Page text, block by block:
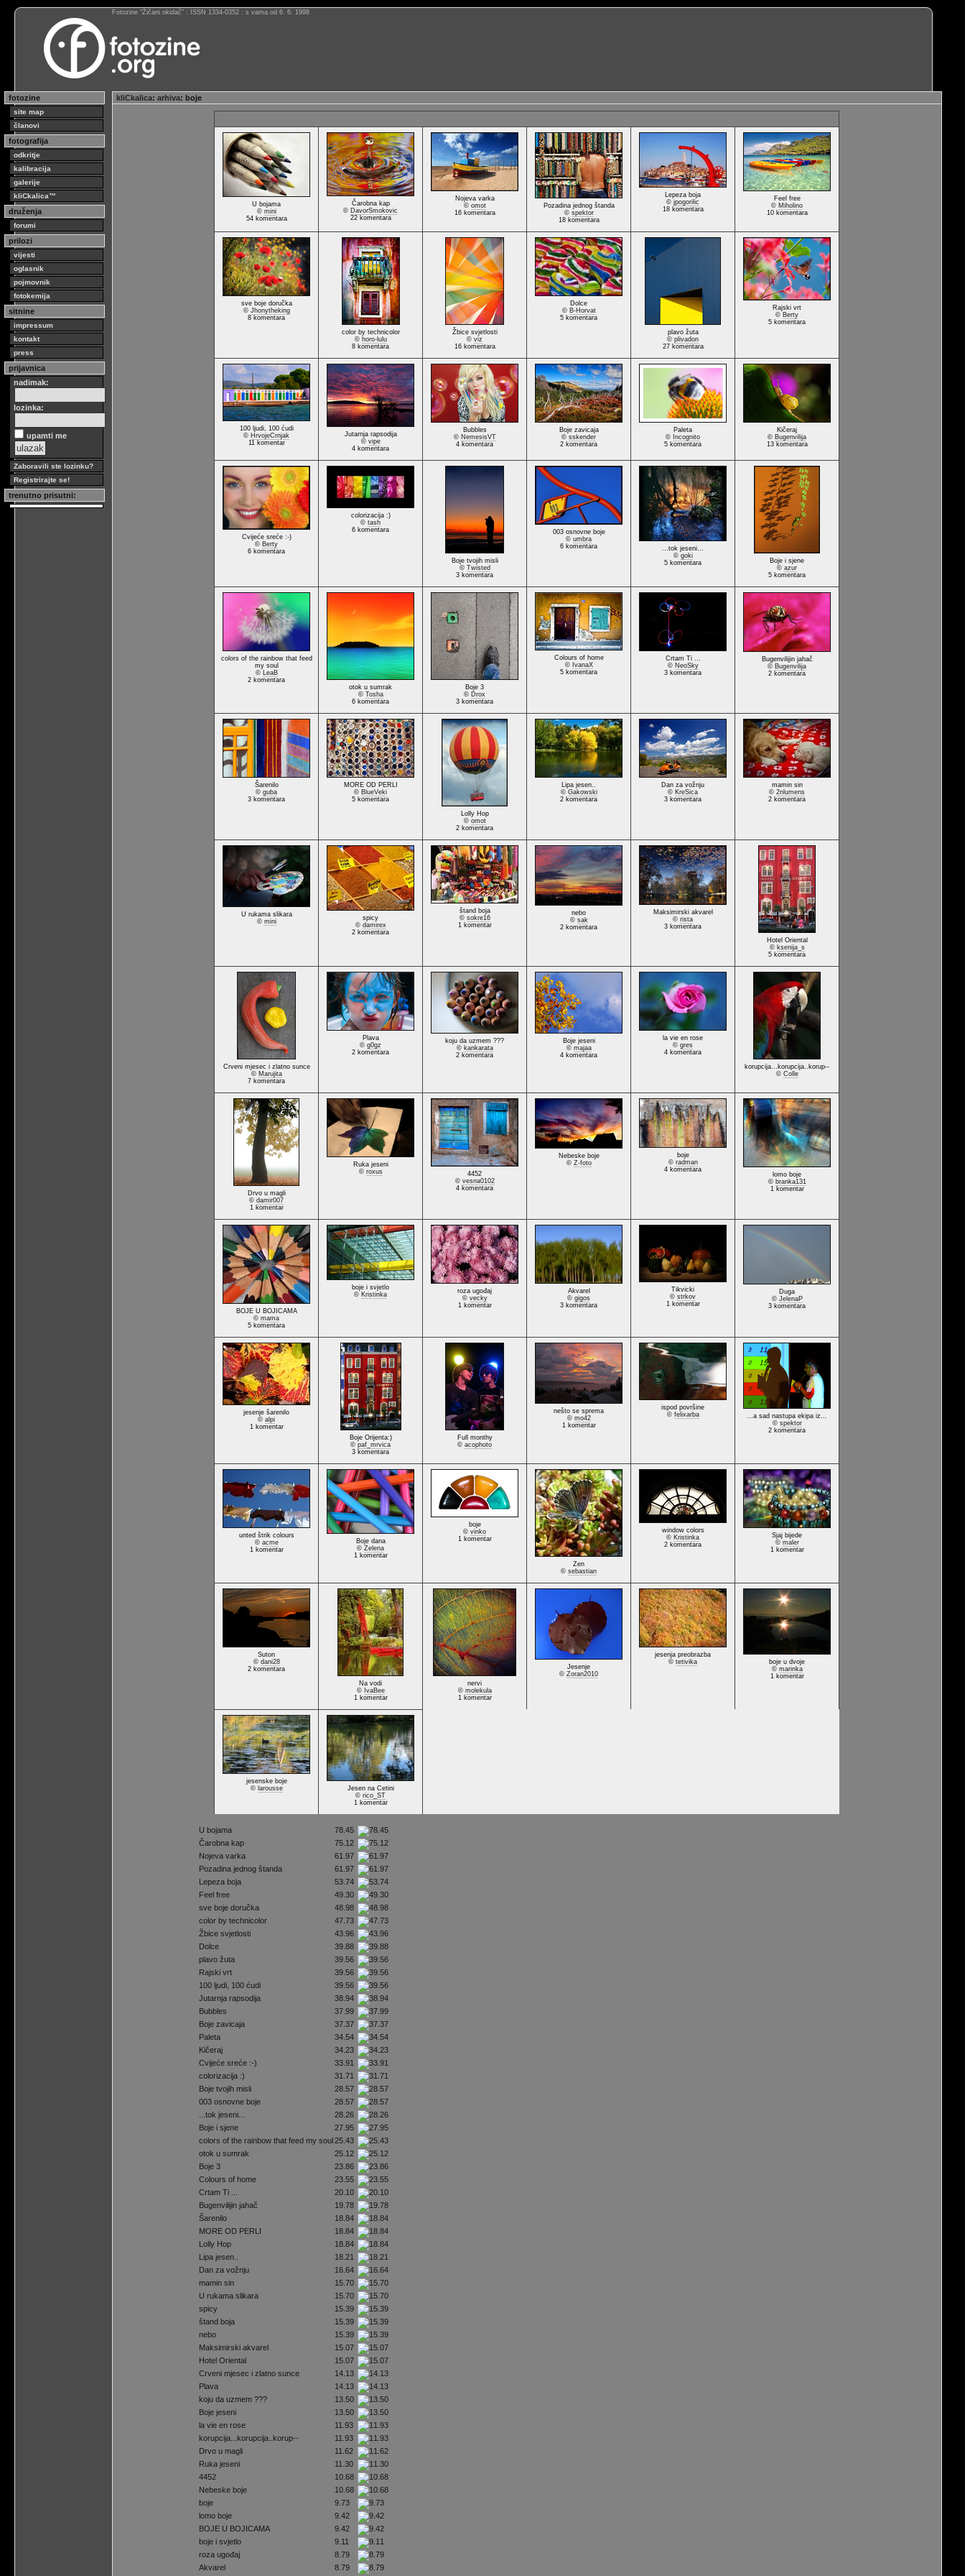
Fotozine “Žičani okidač” : ISSN 1334-0352 : s vama od 6. 6. 1998
fotozine
site map
članovi
fotografija
odkritje
kalibracija
galerije
kliCkalica™
druženja
forumi
prilozi
vijesti
oglasnik
pojmovnik
fotokemija
sitnine
impressum
kontakt
press
prijavnica
nadimak:
lozinka:
upamti me
Zaboravili ste lozinku?
Registrirajte se!
trenutno prisutni:
kliCkalica: arhiva: boje
U bojama
© mini
54 komentara
Čarobna kap
© DavorSmokovic
22 komentara
Nojeva varka
© omot
16 komentara
Pozadina jednog štanda
© spektor
18 komentara
Lepeza boja
©jpogorilic
18 komentara
Feel free
© Miholino
10 komentara
sve boje doručka
© Jhonytheking
8 komentara
color by technicolor
© horo-lulu
8 komentara
Žbice svjetlosti
©viz
16 komentara
Dolce
© B-Horvat
5 komentara
plavo žuta
©plivadon
27 komentara
Rajski vrt
© Berty
5 komentara
100 ljudi, 100 ćudi
© HrvojeCrnjak
11 komentar
Jutarnja rapsodija
© vipe
4 komentara
Bubbles
© NemesisVT
4 komentara
Boje zavicaja
©sskender
2 komentara
Paleta
© Incognito
5 komentara
Kičeraj
© Bugenvilija
13 komentara
Cvijeće sreće :-)
© Berty
6 komentara
colorizacija :)
©tash
6 komentara
Boje tvojih misli
© Twisted
3 komentara
003 osnovne boje
©umbra
6 komentara
...tok jeseni...
© goki
5 komentara
Boje i sjene
©azur
5 komentara
colors of the rainbow that feed
my soul
© LeaB
2 komentara
otok u sumrak
© Tosha
6 komentara
Boje 3
© Drox
3 komentara
Colours of home
© IvanaX
5 komentara
Crtam Ti ...
© NeoSky
3 komentara
Bugenvilijin jahač
© Bugenvilija
2 komentara
Šarenilo
©guba
3 komentara
MORE OD PERLI
© BlueVeki
5 komentara
Lolly Hop
© omot
2 komentara
Lipa jesen..
© Gakowski
2 komentara
Dan za vožnju
© KreSica
3 komentara
mamin sin
©2nlumens
2 komentara
U rukama slikara
© mini
spicy
© damirex
2 komentara
štand boja
© sokre16
1 komentar
nebo
© sak
2 komentara
Maksimirski akvarel
©rista
3 komentara
Hotel Oriental
© ksenija_s
5 komentara
Crveni mjesec i zlatno sunce
© Marujita
7 komentara
Plava
©g0gz
2 komentara
koju da uzmem ???
© kankarata
2 komentara
Boje jeseni
© majaa
4 komentara
la vie en rose
©gres
4 komentara
korupcija...korupcija..korup--
© Colle
Drvo u magli
©damir007
1 komentar
Ruka jeseni
© roxus
4452
© vesna0102
4 komentara
Nebeske boje
© Z-foto
boje
© radman
4 komentara
lomo boje
© branka131
1 komentar
BOJE U BOJICAMA
©mama
5 komentara
boje i svjetlo
© Kristinka
roza ugođaj
© vecky
1 komentar
Akvarel
©gigos
3 komentara
Tikvicki
©strkov
1 komentar
Duga
© JelenaP
3 komentara
jesenje šarenilo
©alpi
1 komentar
Boje Orijenta:)
©paf_mrvica
3 komentara
Full monthy
©acophoto
nešto se sprema
© mo42
1 komentar
ispod površine
© felixarba
...a sad nastupa ekipa iz...
© spektor
2 komentara
unted štrik colours
© acme
1 komentar
Boje dana
©Zelena
1 komentar
boje
©vinko
1 komentar
Zen
©sebastian
window colors
© Kristinka
2 komentara
Sjaj bijede
© maler
1 komentar
Suton
© dani28
2 komentara
Na vodi
© IvaBee
1 komentar
nervi
© molekula
1 komentar
Jesenje
©Zoran2010
jesenja preobrazba
©tetivika
boje u dvoje
© marinka
1 komentar
jesenske boje
© larousse
Jesen na Cetini
©rico_ST
1 komentar
U bojama
78.45
Čarobna kap
75.12
Nojeva varka
61.97
Pozadina jednog štanda
61.97
Lepeza boja
53.74
Feel free
49.30
sve boje doručka
48.98
color by technicolor
47.73
Žbice svjetlosti
43.96
Dolce
39.88
plavo žuta
39.56
Rajski vrt
39.56
100 ljudi, 100 ćudi
39.56
Jutarnja rapsodija
38.94
Bubbles
37.99
Boje zavicaja
37.37
Paleta
34.54
Kičeraj
34.23
Cvijeće sreće :-)
33.91
colorizacija :)
31.71
Boje tvojih misli
28.57
003 osnovne boje
28.57
...tok jeseni...
28.26
Boje i sjene
27.95
colors of the rainbow that feed my soul25.43
otok u sumrak
25.12
Boje 3
23.86
Colours of home
23.55
Crtam Ti ...
20.10
Bugenvilijin jahač
19.78
Šarenilo
18.84
MORE OD PERLI
18.84
Lolly Hop
18.84
Lipa jesen..
18.21
Dan za vožnju
16.64
mamin sin
15.70
U rukama slikara
15.70
spicy
15.39
štand boja
15.39
nebo
15.39
Maksimirski akvarel
15.07
Hotel Oriental
15.07
Crveni mjesec i zlatno sunce
14.13
Plava
14.13
koju da uzmem ???
13.50
Boje jeseni
13.50
la vie en rose
11.93
korupcija...korupcija..korup--
11.93
Drvo u magli
11.62
Ruka jeseni
11.30
4452
10.68
Nebeske boje
10.68
boje
9.73
lomo boje
9.42
BOJE U BOJICAMA
9.42
boje i svjetlo
9.11
roza ugođaj
8.79
Akvarel
8.79